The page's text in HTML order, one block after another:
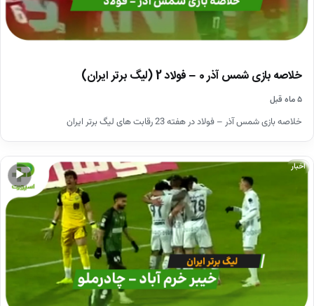
خلاصه بازی شمس آذر 0 – فولاد 2 (لیگ برتر ایران)
۵ ماه قبل
خلاصه بازی شمس آذر – فولاد در هفته 23 رقابت های لیگ برتر ایران
▶
اخبار